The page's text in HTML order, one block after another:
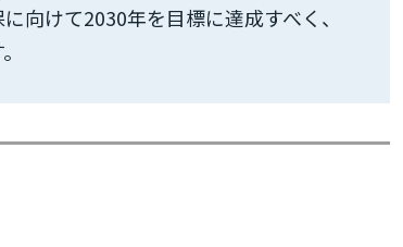
向けて2030年を目標に達成すべく、